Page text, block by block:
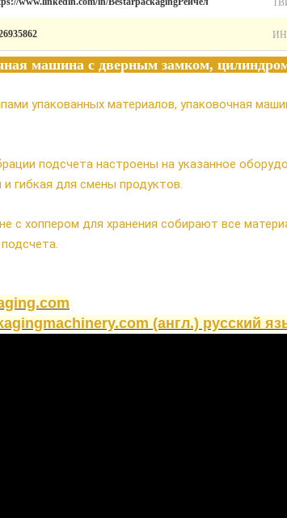
машина с дверным замком,
упакованных материалов, упаковочная
подсчета настроены на указанное
гибкая для смены продуктов.
с хоппером для хранения собирают все
(англ.) русский